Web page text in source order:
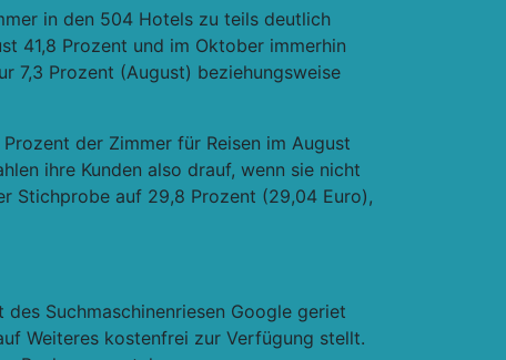
in den 504 Hotels zu teils deutlich
41,8 Prozent und im Oktober immerhin
7,3 Prozent (August) beziehungsweise
der Zimmer für Reisen im August
ihre Kunden also drauf, wenn sie nicht
Stichprobe auf 29,8 Prozent (29,04 Euro),
Suchmaschinenriesen Google geriet
Weiteres kostenfrei zur Verfügung stellt.